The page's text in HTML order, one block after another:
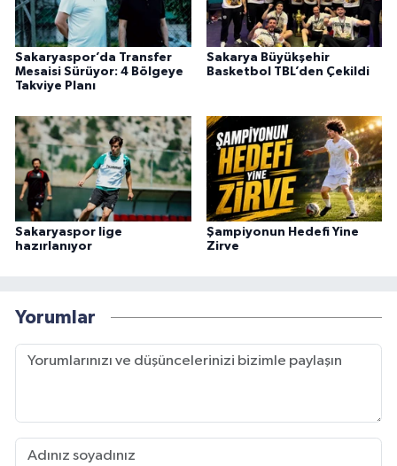
Sakaryaspor’da Transfer
Mesaisi Sürüyor: 4 Bölgeye
Takviye Planı
Sakarya Büyükşehir
Basketbol TBL’den Çekildi
Sakaryaspor lige
hazırlanıyor
Şampiyonun Hedefi Yine
Zirve
Yorumlar